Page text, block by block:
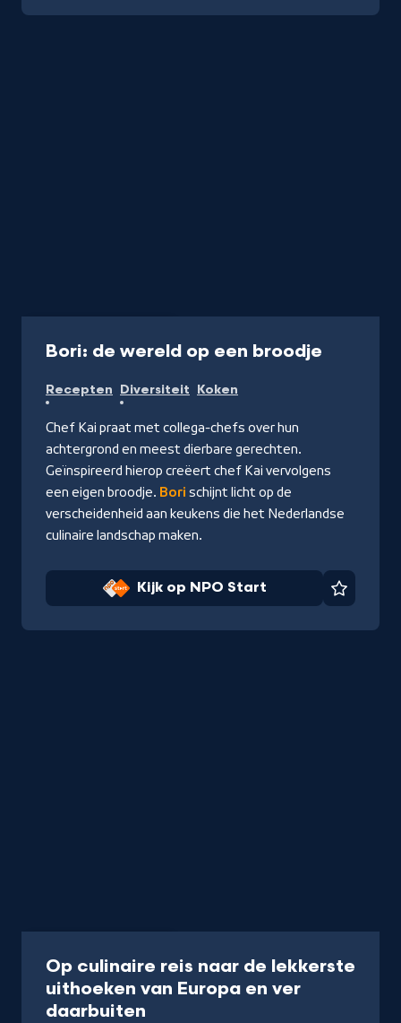
Bori: de wereld op een broodje
Recepten Diversiteit Koken
Chef Kai praat met collega-chefs over hun
achtergrond en meest dierbare gerechten.
Geïnspireerd hierop creëert chef Kai vervolgens
een eigen broodje. Bori schijnt licht op de
verscheidenheid aan keukens die het Nederlandse
culinaire landschap maken.
Kijk op NPO Start
Op culinaire reis naar de lekkerste
uithoeken van Europa en ver
daarbuiten